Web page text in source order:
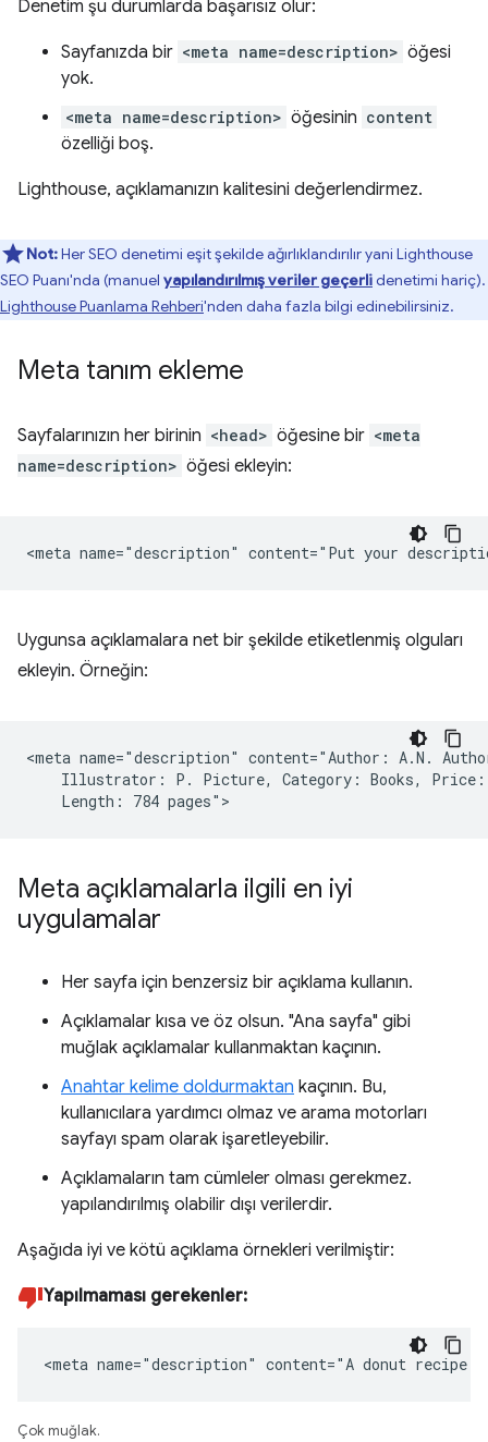
Denetim şu durumlarda başarısız olur:
Sayfanızda bir <meta name=description> öğesi
yok.
<meta name=description> öğesinin content
özelliği boş.
Lighthouse, açıklamanızın kalitesini değerlendirmez.
Not:Her SEO denetimi eşit şekilde ağırlıklandırılır yani Lighthouse
SEO Puanı'nda (manuel yapılandırılmış veriler geçerlidenetimi hariç).
Lighthouse Puanlama Rehberi'nden daha fazla bilgi edinebilirsiniz.
Meta tanım ekleme
Sayfalarınızın her birinin <head> öğesine bir <meta
name=description> öğesi ekleyin:
Uygunsa açıklamalara net bir şekilde etiketlenmiş olguları
ekleyin. Örneğin:
<meta name="description" content="Author: A.N.
Illustrator: P. Picture, Category: Books,
Meta açıklamalarla ilgili en iyi
uygulamalar
Her sayfa için benzersiz bir açıklama kullanın.
Açıklamalar kısa ve öz olsun. "Ana sayfa" gibi
muğlak açıklamalar kullanmaktan kaçının.
Anahtar kelime doldurmaktan kaçının. Bu,
kullanıcılara yardımcı olmaz ve arama motorları
sayfayı spam olarak işaretleyebilir.
Açıklamaların tam cümleler olması gerekmez.
yapılandırılmış olabilir dışı verilerdir.
Aşağıda iyi ve kötü açıklama örnekleri verilmiştir:
Yapılmaması gerekenler:
<meta name="description" content="A donut
Çok muğlak.